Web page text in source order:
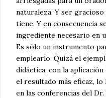
naturaleza. Y ser
tiene. Y en consecuencia
ingrediente necesario en
Es sólo un instrumento
emplearlo. Quizá el
didáctica, con la
el resultado más eficaz, lo
en las conferencias del